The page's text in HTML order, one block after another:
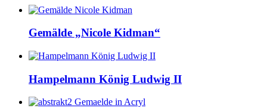
Gemälde „Nicole Kidman“
Hampelmann König Ludwig II